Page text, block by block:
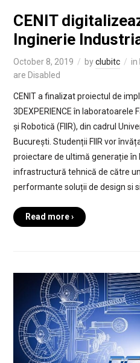
CENIT
Inginerie
October 8, 2019 byclubitc in
are Disabled
CENIT a finalizat proiectul de
3DEXPERIENCE în
și Robotică (FIIR), din cadrul
București. Studenții FIIR vor
proiectare de ultimă generație în
infrastructură tehnică de către
performante soluții de design si
Read more ›